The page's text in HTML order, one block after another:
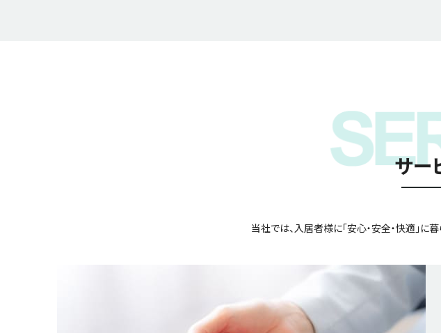
サー
当社では、入居者様に「安心・安全・快適」に